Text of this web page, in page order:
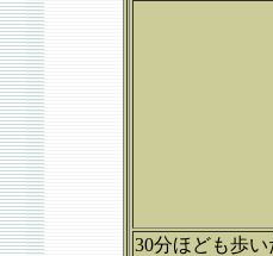
30分ほども歩